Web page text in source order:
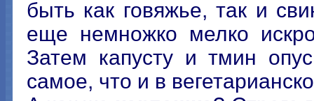
быть как говяжье, так и
еще немножко мелко
Затем капусту и тмин
самое, что и в